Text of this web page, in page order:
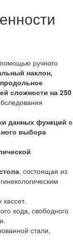
помощью ручного
наклон,
сложности на 250
данных функций с
выбора
, состоящая из
кассет.
хода, свободного
стали,